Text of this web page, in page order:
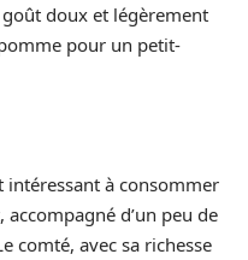
doux et légèrement
pour un petit-
intéressant à consommer
d’un peu de
comté, avec sa richesse